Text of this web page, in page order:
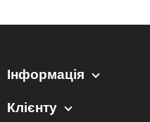
Інформація
Клієнту